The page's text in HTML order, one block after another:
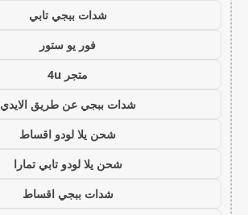
شدات ببجي تابي
فور يو ستور
متجر 4u
شدات ببجي عن طريق الايدي
شحن يلا لودو اقساط
شحن يلا لودو تابي تمارا
شدات ببجي اقساط